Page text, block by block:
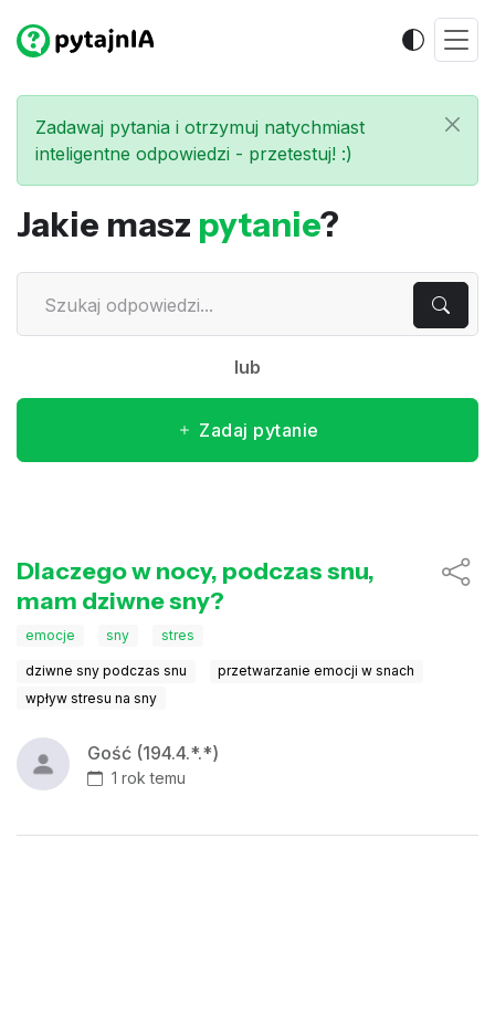
Zadawaj pytania i otrzymuj natychmiast
inteligentne odpowiedzi - przetestuj! :)
Jakie masz pytanie?
lub
Zadaj pytanie
Dlaczego w nocy, podczas snu,
mam dziwne sny?
emocje sny stres
dziwne sny podczas snu
przetwarzanie emocji w snach
wpływ stresu na sny
Gość (194.4.*.*)
1 rok temu